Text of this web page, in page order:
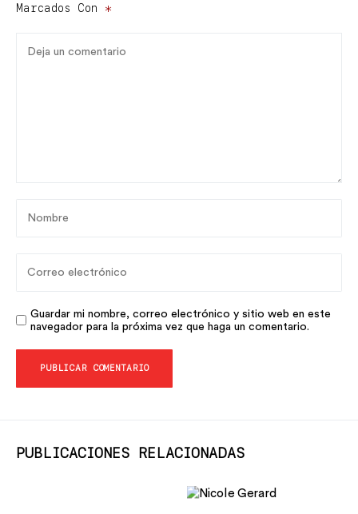
Marcados Con *
Guardar mi nombre, correo electrónico y sitio web en este
navegador para la próxima vez que haga un comentario.
PUBLICACIONES RELACIONADAS